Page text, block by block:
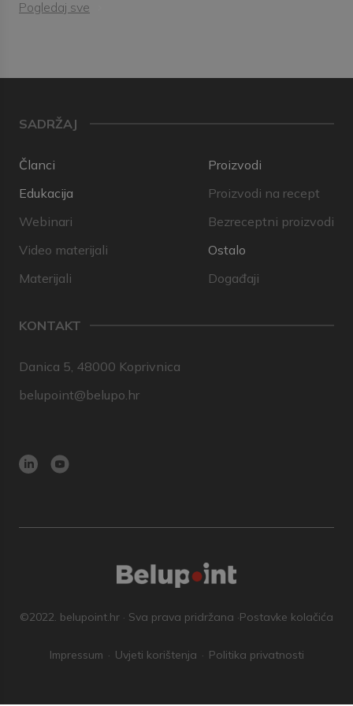
Pogledaj sve
SADRŽAJ
Članci
Edukacija
Webinari
Video materijali
Materijali
Proizvodi
Proizvodi na recept
Bezreceptni proizvodi
Ostalo
Događaji
KONTAKT
Danica 5, 48000 Koprivnica
belupoint@belupo.hr
©2022. belupoint.hr · Sva prava pridržana ·Postavke kolačića
Impressum Uvjeti korištenja Politika privatnosti